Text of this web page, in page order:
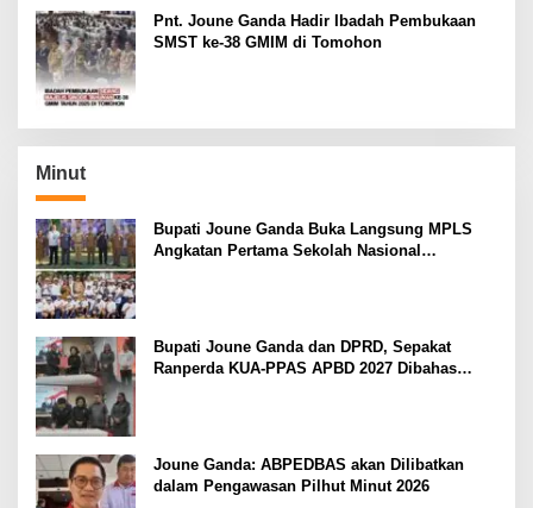
Pnt. Joune Ganda Hadir Ibadah Pembukaan
SMST ke-38 GMIM di Tomohon
Minut
Bupati Joune Ganda Buka Langsung MPLS
Angkatan Pertama Sekolah Nasional
Bupati Joune Ganda dan DPRD, Sepakat
Ranperda KUA-PPAS APBD 2027 Dibahas
Joune Ganda: ABPEDBAS akan Dilibatkan
dalam Pengawasan Pilhut Minut 2026